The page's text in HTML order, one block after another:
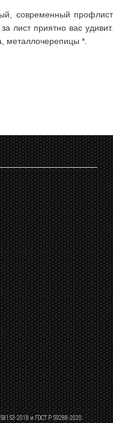
современный профлист
лист приятно вас удивит.
металлочерепицы *.
2018 и ГОСТ Р 59288-2020.